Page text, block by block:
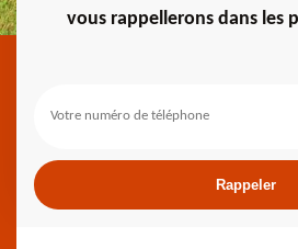
vous rappellerons dans les